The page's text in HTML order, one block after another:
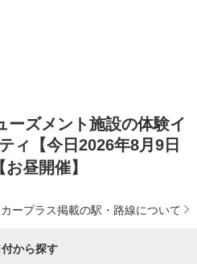
ーズメント施設の体験イ
ィ【今日2026年8月9日
昼開催】
ープラス掲載の駅・路線について
付から探す